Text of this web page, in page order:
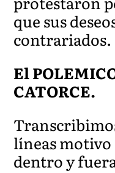
que sus
contrariados.
El
CATORCE.
líneas motivo
dentro y